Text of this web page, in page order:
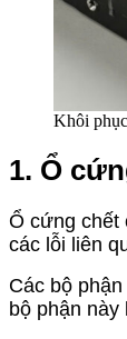
Khôi
1. Ổ
Ổ cứng chết
các lỗi liên
Các bộ
bộ phận